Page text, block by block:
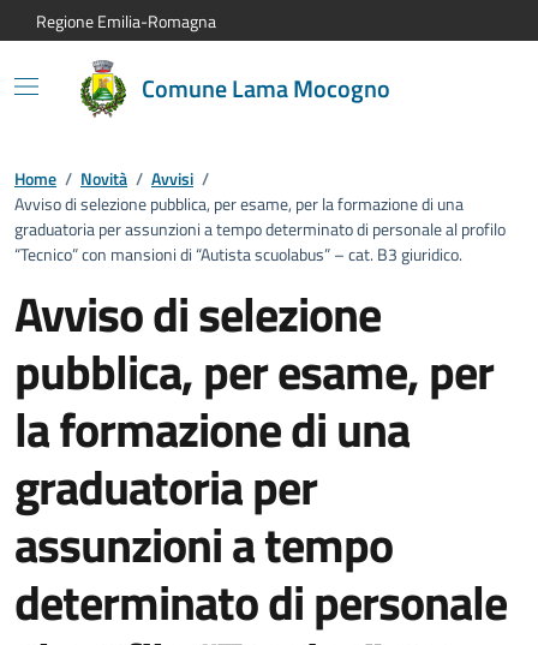
Vai al contenuto principale
Vai alla navigazione del sito
Vai al piede di pagina
Regione Emilia-Romagna
Comune Lama Mocogno
Home / Novità / Avvisi /
Avviso di selezione pubblica, per esame, per la formazione di una
graduatoria per assunzioni a tempo determinato di personale al profilo
“Tecnico” con mansioni di “Autista scuolabus” – cat. B3 giuridico.
Avviso di selezione
pubblica, per esame, per
la formazione di una
graduatoria per
assunzioni a tempo
determinato di personale